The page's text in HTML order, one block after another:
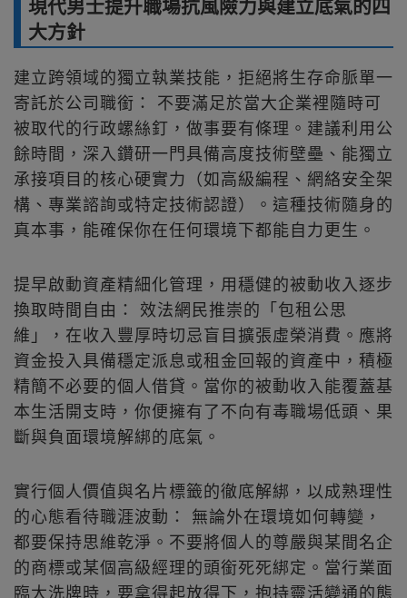
現代男士提升職場抗風險力與建立底氣的四
大方針
建立跨領域的獨立執業技能，拒絕將生存命脈單一
寄託於公司職銜： 不要滿足於當大企業裡隨時可
被取代的行政螺絲釘，做事要有條理。建議利用公
餘時間，深入鑽研一門具備高度技術壁壘、能獨立
承接項目的核心硬實力（如高級編程、網絡安全架
構、專業諮詢或特定技術認證）。這種技術隨身的
真本事，能確保你在任何環境下都能自力更生。
提早啟動資產精細化管理，用穩健的被動收入逐步
換取時間自由： 效法網民推崇的「包租公思
維」，在收入豐厚時切忌盲目擴張虛榮消費。應將
資金投入具備穩定派息或租金回報的資產中，積極
精簡不必要的個人借貸。當你的被動收入能覆蓋基
本生活開支時，你便擁有了不向有毒職場低頭、果
斷與負面環境解綁的底氣。
實行個人價值與名片標籤的徹底解綁，以成熟理性
的心態看待職涯波動： 無論外在環境如何轉變，
都要保持思維乾淨。不要將個人的尊嚴與某間名企
的商標或某個高級經理的頭銜死死綁定。當行業面
臨大洗牌時，要拿得起放得下，抱持靈活變通的態